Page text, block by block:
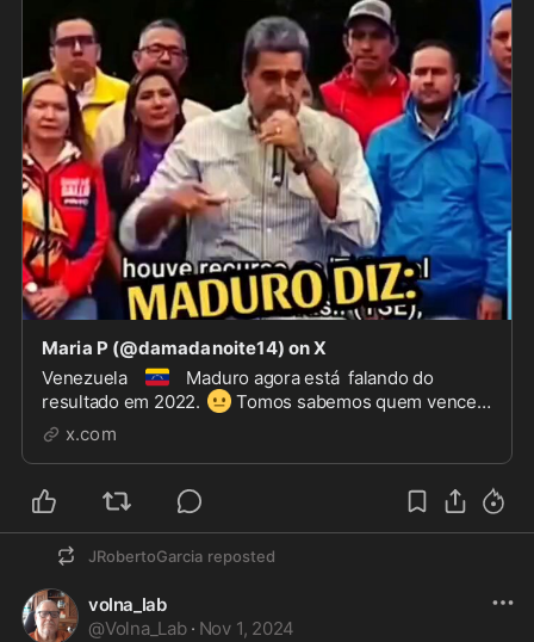
Maria P (@damadanoite14) on X
Venezuela
🇻🇪
Maduro agora está falando do
resultado em 2022. 😐 Tomos sabemos quem venceu
né @jairbolsonaro
x.com
JRobertoGarcia reposted
volna_lab
@Volna_Lab · Nov 1, 2024